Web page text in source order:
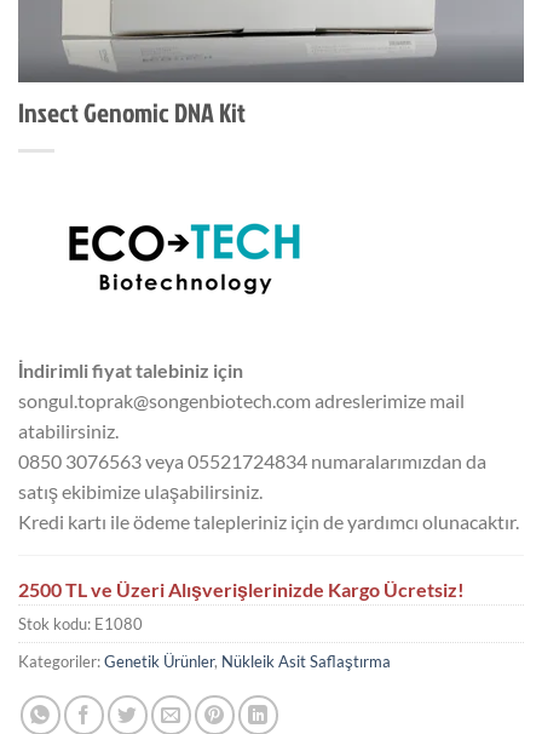
Insect Genomic DNA Kit
İndirimli fiyat talebiniz için
songul.toprak@songenbiotech.com adreslerimize mail
atabilirsiniz.
0850 3076563 veya 05521724834 numaralarımızdan da
satış ekibimize ulaşabilirsiniz.
Kredi kartı ile ödeme talepleriniz için de yardımcı olunacaktır.
2500 TL ve Üzeri Alışverişlerinizde Kargo Ücretsiz!
Stok kodu: E1080
Kategoriler:Genetik Ürünler, Nükleik Asit Saflaştırma